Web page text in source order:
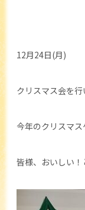
12月24日(月)
クリスマス会を
今年のクリスマス
皆様、おいしい